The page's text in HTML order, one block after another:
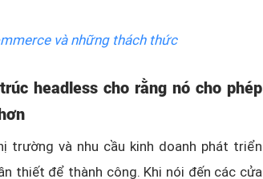
và những thách thức
headless cho rằng nó cho phép
trường và nhu cầu kinh doanh phát triển
thiết để thành công. Khi nói đến các cửa